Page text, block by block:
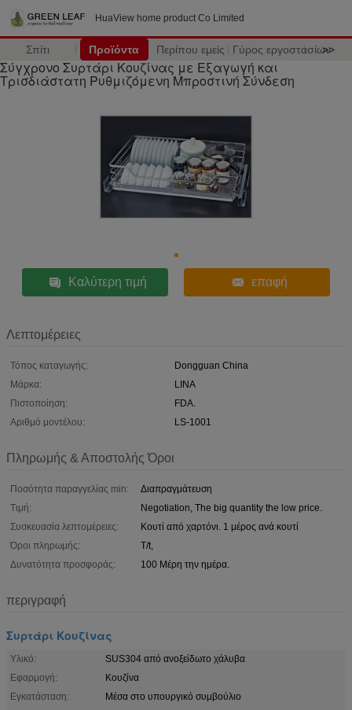
HuaView home product Co Limited
Σπίτι Προϊόντα Περίπου εμείς Γύρος εργοστασίων
>>
Σύγχρονο Συρτάρι Κουζίνας με Εξαγωγή και
Τρισδιάστατη Ρυθμιζόμενη Μπροστινή Σύνδεση
Καλύτερη τιμή επαφή
Λεπτομέρειες
Τόπος καταγωγής:
Dongguan China
Μάρκα:
LINA
Πιστοποίηση:
FDA.
Αριθμό μοντέλου:
LS-1001
Πληρωμής & Αποστολής Όροι
Ποσότητα παραγγελίας min:
Διαπραγμάτευση
Τιμή:
Negotiation, The big quantity the low price.
Συσκευασία λεπτομέρειες:
Κουτί από χαρτόνι. 1 μέρος ανά κουτί
Όροι πληρωμής:
T/t,
Δυνατότητα προσφοράς:
100 Μέρη την ημέρα.
περιγραφή
Συρτάρι Κουζίνας
Υλικό:
SUS304 από ανοξείδωτο χάλυβα
Εφαρμογή:
Κουζίνα
Εγκατάσταση:
Μέσα στο υπουργικό συμβούλιο